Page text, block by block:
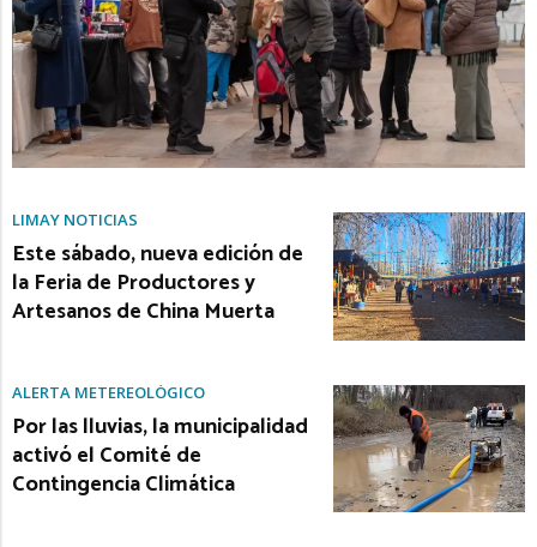
LIMAY NOTICIAS
Este sábado, nueva edición de
la Feria de Productores y
Artesanos de China Muerta
ALERTA METEREOLÓGICO
Por las lluvias, la municipalidad
activó el Comité de
Contingencia Climática